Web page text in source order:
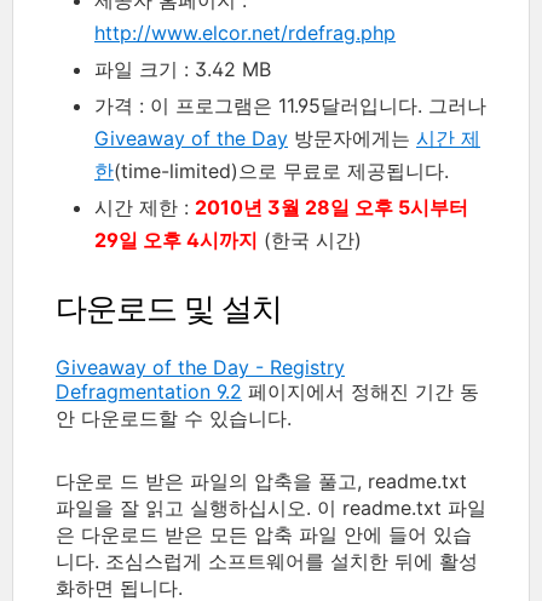
http://www.elcor.net/rdefrag.php
파일 크기 : 3.42 MB
가격 : 이 프로그램은 11.95달러입니다. 그러나
Giveaway of the Day 방문자에게는 시간 제
한(time-limited)으로 무료로 제공됩니다.
시간 제한 : 2010년 3월 28일 오후 5시부터
29일 오후 4시까지 (한국 시간)
다운로드 및 설치
Giveaway of the Day - Registry
Defragmentation 9.2 페이지에서 정해진 기간 동
안 다운로드할 수 있습니다.
다운로 드 받은 파일의 압축을 풀고, readme.txt
파일을 잘 읽고 실행하십시오. 이 readme.txt 파일
은 다운로드 받은 모든 압축 파일 안에 들어 있습
니다. 조심스럽게 소프트웨어를 설치한 뒤에 활성
화하면 됩니다.